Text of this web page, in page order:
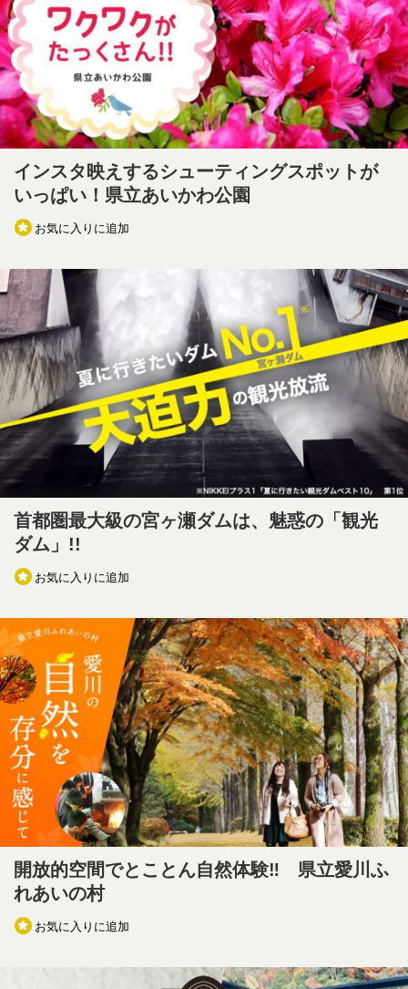
インスタ映えするシューティングスポットが
いっぱい！県立あいかわ公園
お気に入りに追加
首都圏最大級の宮ヶ瀬ダムは、魅惑の「観光
ダム」!!
お気に入りに追加
開放的空間でとことん自然体験‼ 県立愛川ふ
れあいの村
お気に入りに追加